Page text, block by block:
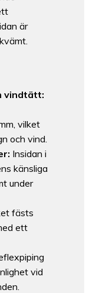
är
vindtätt:
vilket
och vind.
Insidan i
känsliga
under
fästs
ett
vid